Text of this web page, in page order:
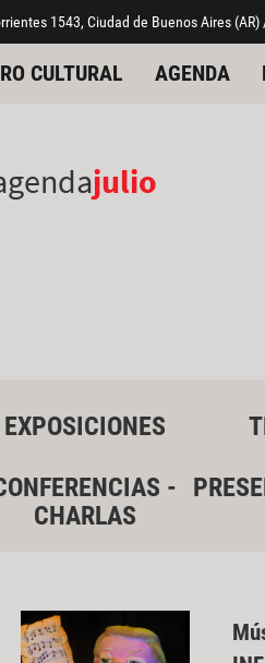
1543, Ciudad de Buenos Aires
CULTURAL AGENDA
julio
EXPOSICIONES
-
CHARLAS